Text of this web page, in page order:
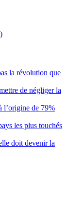
la révolution que
de négliger la
l’origine de 79%
les plus touchés
doit devenir la